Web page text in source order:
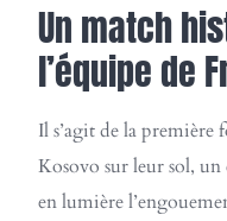
Un match
l’équipe de
Il s’agit de la première
Kosovo sur leur sol,
en lumière